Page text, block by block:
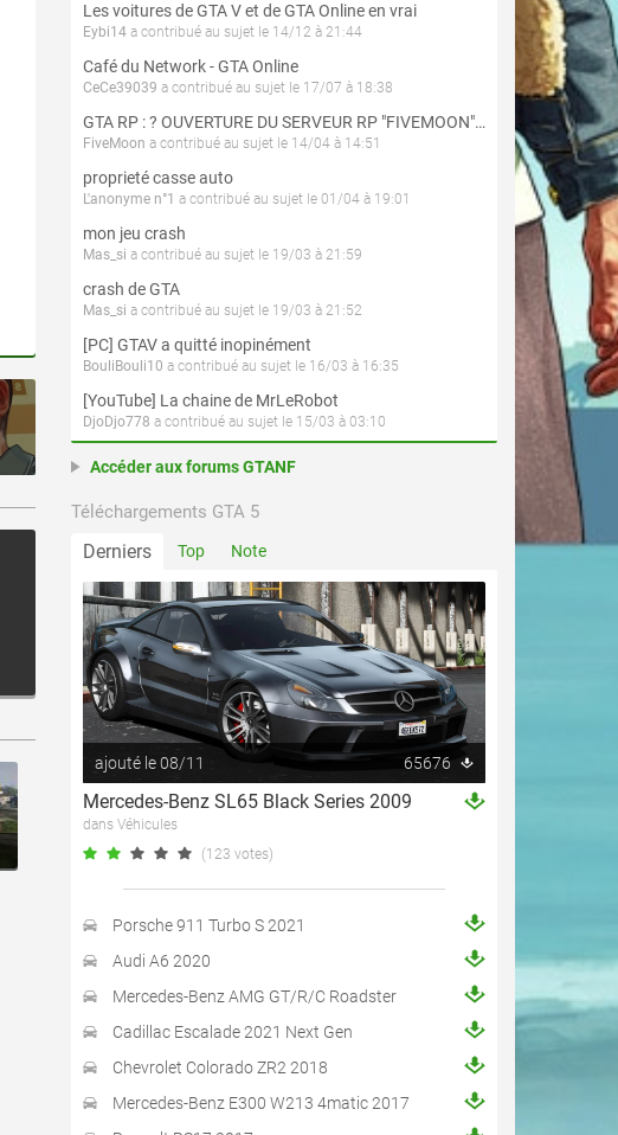
Les voitures de GTA V et de GTA Online en vrai
Eybi14 a contribué au sujet le 14/12 à 21:44
Café du Network - GTA Online
CeCe39039 a contribué au sujet le 17/07 à 18:38
GTA RP : ? OUVERTURE DU SERVEUR RP "FIVEMOON"  ACCÈS LIBRE ?
FiveMoon a contribué au sujet le 14/04 à 14:51
proprieté casse auto
L'anonyme n°1 a contribué au sujet le 01/04 à 19:01
mon jeu crash
Mas_si a contribué au sujet le 19/03 à 21:59
crash de GTA
Mas_si a contribué au sujet le 19/03 à 21:52
[PC] GTAV a quitté inopinément
BouliBouli10 a contribué au sujet le 16/03 à 16:35
[YouTube] La chaine de MrLeRobot
DjoDjo778 a contribué au sujet le 15/03 à 03:10
Accéder aux forums GTANF
Téléchargements GTA 5
Derniers Top Note
ajouté le 08/11 65676
Mercedes-Benz SL65 Black Series 2009
dans Véhicules
(123 votes)
Porsche 911 Turbo S 2021
Audi A6 2020
Mercedes-Benz AMG GT/R/C Roadster
Cadillac Escalade 2021 Next Gen
Chevrolet Colorado ZR2 2018
Mercedes-Benz E300 W213 4matic 2017